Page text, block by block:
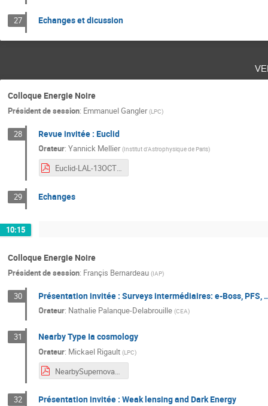
27 Echanges et dicussion
Colloque Energie Noire
Président de session: Emmanuel Gangler (LPC)
28 Revue invitée : Euclid
Orateur:Yannick Mellier (Institut d'Astrophysique de Paris)
Euclid-LAL-13OCT2017-Mellier.pdf
29 Echanges
10:15
Colloque Energie Noire
Président de session: Françis Bernardeau (IAP)
30 Présentation invitée : Surveys intermédiaires: e-Boss, PFS,
Orateur: Nathalie Palanque-Delabrouille (CEA)
31 Nearby Type Ia cosmology
Orateur: Mickael Rigault (LPC)
NearbySupernovaCosmology_LAL_oct2017.pdf
32 Présentation invitée : Weak lensing and Dark Energy